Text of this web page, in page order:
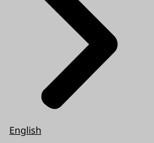
English